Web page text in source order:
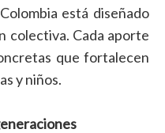
está diseñado
colectiva. Cada aporte
que fortalecen
y niños.